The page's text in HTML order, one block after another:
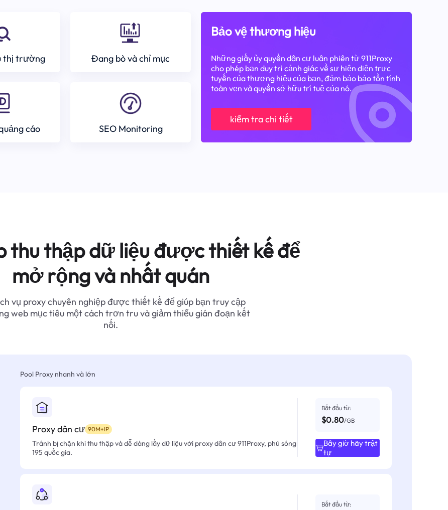
thị trường Đang bò và chỉ mục
cáo SEO Monitoring
Bảo vệ thương hiệu
Những giấy ủy quyền dân cư luân phiên từ 911Proxy
cho phép bạn duy trì cảnh giác về sự hiện diện trực
tuyến của thương hiệu của bạn, đảm bảo bảo tồn tính
toàn vẹn và quyền sở hữu trí tuệ của nó.
kiểm tra chi tiết
thu thập dữ liệu được thiết kế để
mở rộng và nhất quán
vụ proxy chuyên nghiệp được thiết kế để giúp bạn truy cập
web mục tiêu một cách trơn tru và giảm thiểu gián đoạn kết
nối.
Pool Proxy nhanh và lớn
Proxy dân cư 90M+IP
Tránh bị chặn khi thu thập và dễ dàng lấy dữ liệu với proxy dân cư 911Proxy, phủ sóng
195 quốc gia.
Bắt đầu từ:
$0.80/GB
Bây giờ hãy trật
tự
Bắt đầu từ: